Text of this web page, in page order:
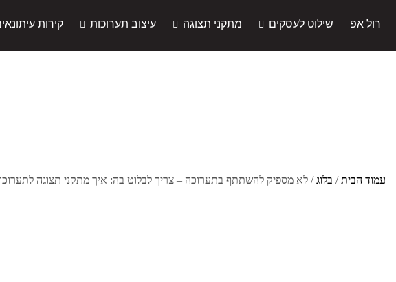
רול אפ שילוט לעסקים מתקני תצוגה עיצוב תערוכות קירות
עמוד הבית/ בלוג/ לא מספיק להשתתף בתערוכה – צריך לבלוט בה: איך מתקני תצוגה